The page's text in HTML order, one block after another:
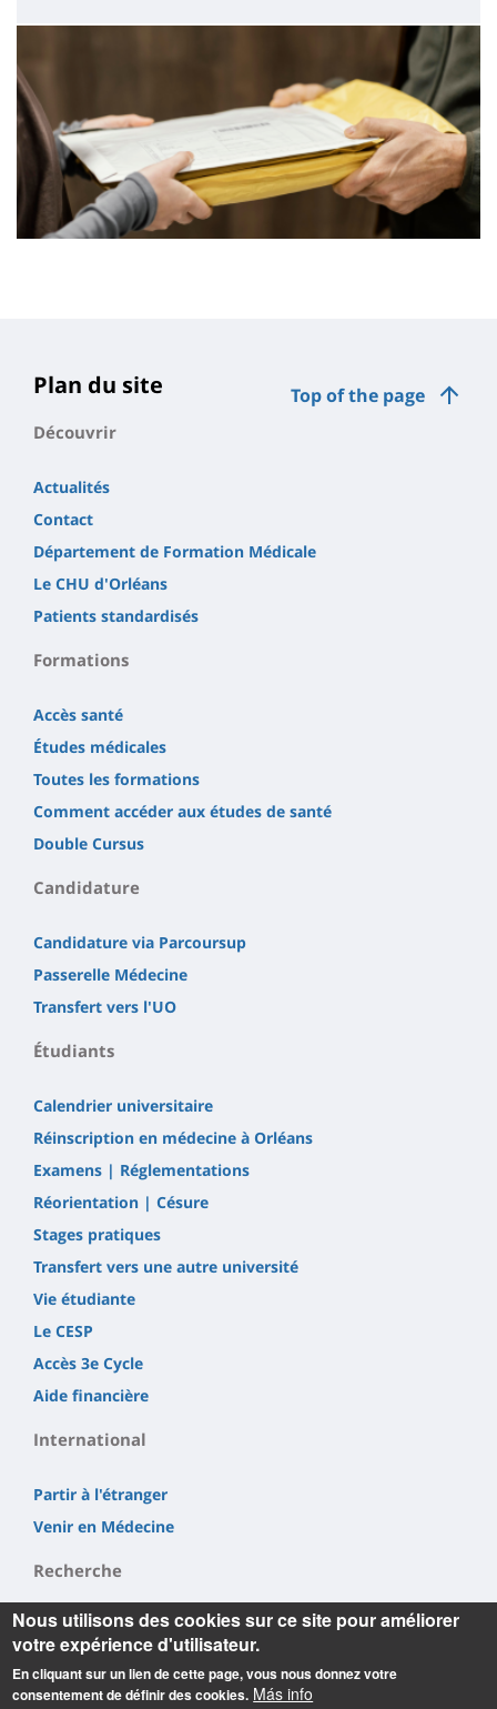
page
principale
Top of the page
Plan du site
Découvrir
Actualités
Contact
Département de Formation Médicale
Le CHU d'Orléans
Patients standardisés
Formations
Accès santé
Études médicales
Toutes les formations
Comment accéder aux études de santé
Double Cursus
Candidature
Candidature via Parcoursup
Passerelle Médecine
Transfert vers l'UO
Étudiants
Calendrier universitaire
Réinscription en médecine à Orléans
Examens | Réglementations
Réorientation | Césure
Stages pratiques
Transfert vers une autre université
Vie étudiante
Le CESP
Accès 3e Cycle
Aide financière
International
Partir à l'étranger
Venir en Médecine
Recherche
LI²RSO
CBM
INEM
Nous utilisons des cookies sur ce site pour améliorer
votre expérience d'utilisateur.
En cliquant sur un lien de cette page, vous nous donnez votre
consentement de définir des cookies. Más info